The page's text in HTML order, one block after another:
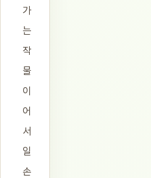
가
는
작
물
이
어
서
일
손